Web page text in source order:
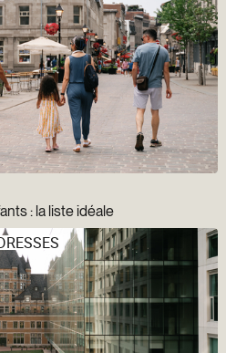
: la liste idéale